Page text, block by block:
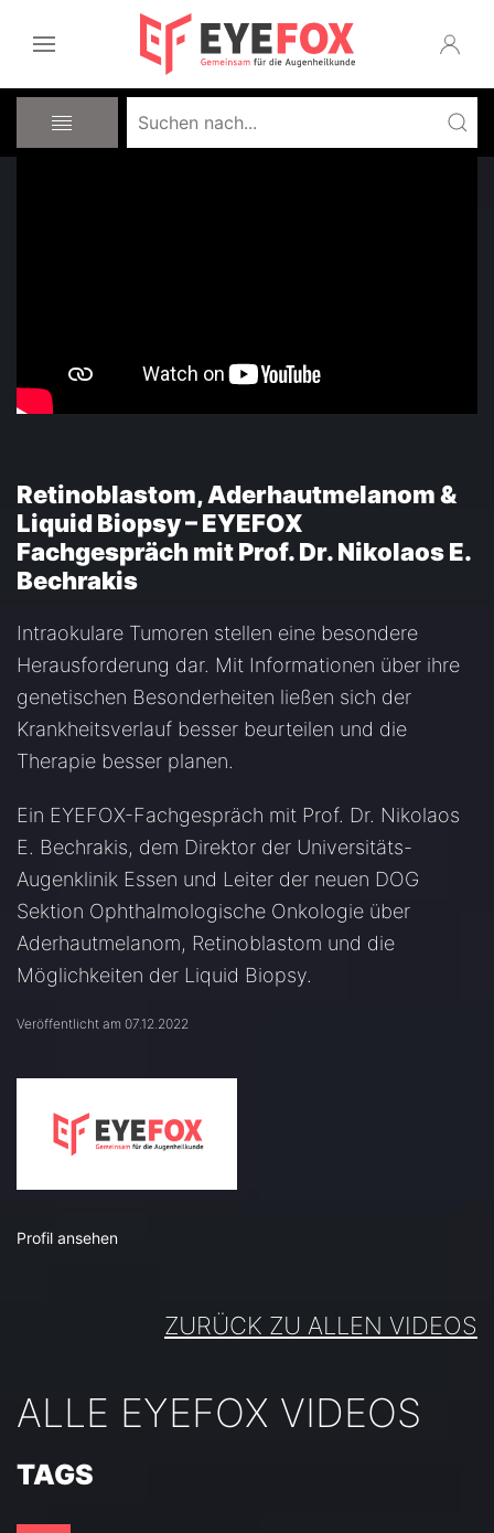
Retinoblastom, Aderhautmelanom &
Liquid Biopsy – EYEFOX
Fachgespräch mit Prof. Dr. Nikolaos E.
Bechrakis
Intraokulare Tumoren stellen eine besondere
Herausforderung dar. Mit Informationen über ihre
genetischen Besonderheiten ließen sich der
Krankheitsverlauf besser beurteilen und die
Therapie besser planen.
Ein EYEFOX-Fachgespräch mit Prof. Dr. Nikolaos
E. Bechrakis, dem Direktor der Universitäts-
Augenklinik Essen und Leiter der neuen DOG
Sektion Ophthalmologische Onkologie über
Aderhautmelanom, Retinoblastom und die
Möglichkeiten der Liquid Biopsy.
Veröffentlicht am 07.12.2022
Profil ansehen
ZURÜCK ZU ALLEN VIDEOS
ALLE EYEFOX VIDEOS
TAGS